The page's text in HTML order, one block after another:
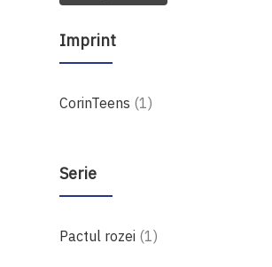
Imprint
CorinTeens 1produs
Serie
Pactul rozei 1produs